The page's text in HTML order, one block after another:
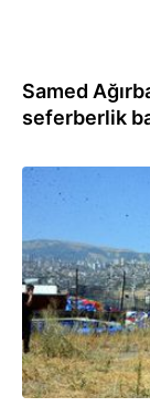
Samed
seferberlik
22.07.2026